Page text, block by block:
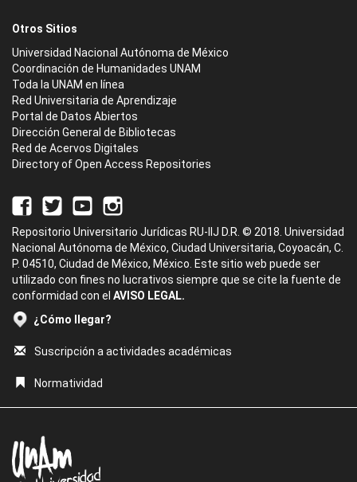
Otros Sitios
Universidad Nacional Autónoma de México
Coordinación de Humanidades UNAM
Toda la UNAM en línea
Red Universitaria de Aprendizaje
Portal de Datos Abiertos
Dirección General de Bibliotecas
Red de Acervos Digitales
Directory of Open Access Repositories
Repositorio Universitario Jurídicas RU-IIJ D.R. © 2018. Universidad
Nacional Autónoma de México, Ciudad Universitaria, Coyoacán, C.
P. 04510, Ciudad de México, México. Este sitio web puede ser
utilizado con fines no lucrativos siempre que se cite la fuente de
conformidad con el AVISO LEGAL.
¿Cómo llegar?
Suscripción a actividades académicas
Normatividad